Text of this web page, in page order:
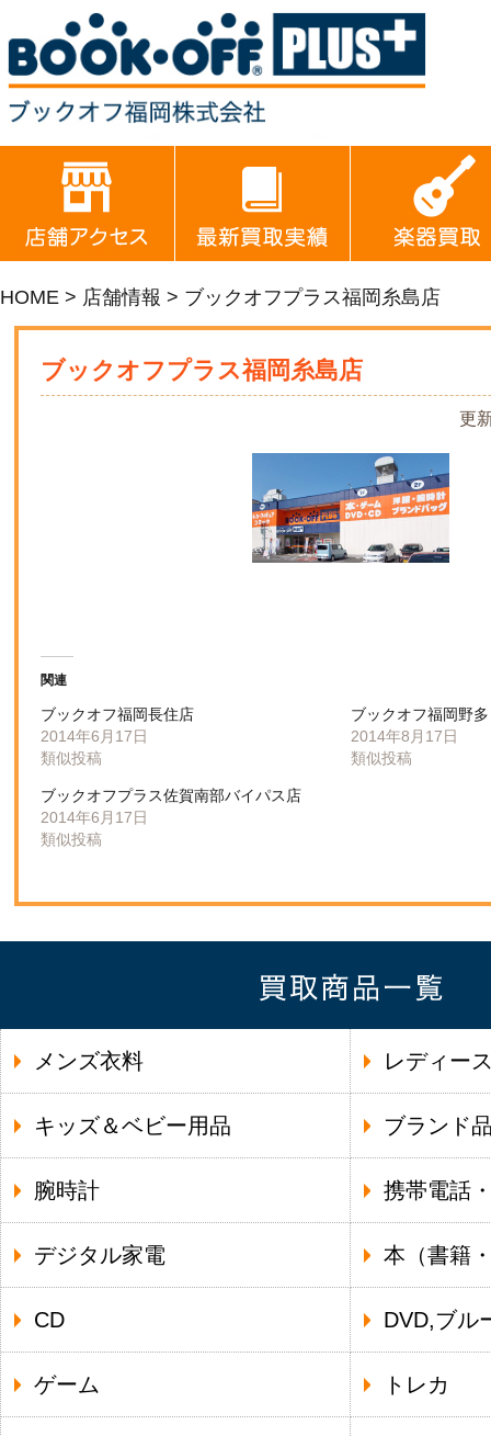
HOME > 店舗情報 > ブックオフプラス福岡糸島店
ブックオフプラス福岡糸島店
更
関連
ブックオフ福岡長住店
2014年6月17日
類似投稿
ブックオフ福岡野
2014年8月17日
類似投稿
ブックオフプラス佐賀南部バイパス店
2014年6月17日
類似投稿
メンズ衣料 レディー
キッズ＆ベビー用品 ブランド
腕時計 携帯電話
デジタル家電 本（書籍
CD DVD,ブル
ゲーム トレカ